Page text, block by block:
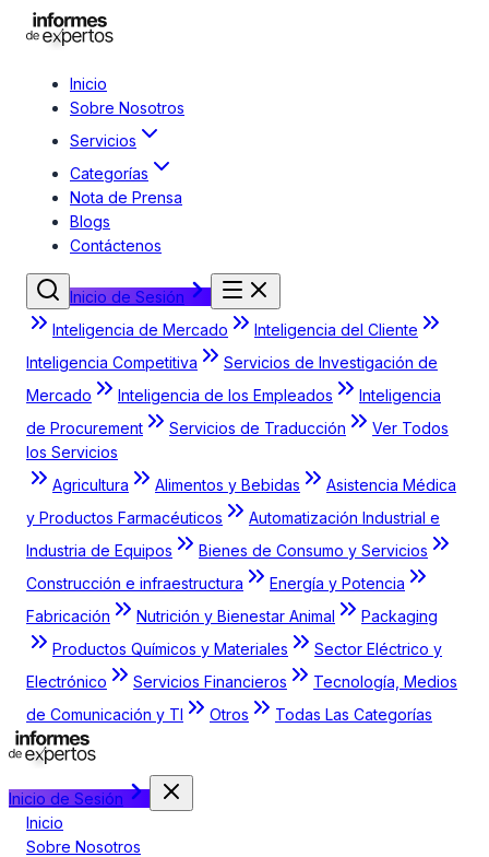
Inicio
Sobre Nosotros
Servicios
Categorías
Nota de Prensa
Blogs
Contáctenos
Inicio de Sesión
Inteligencia de Mercado
Inteligencia del Cliente
Inteligencia Competitiva
Servicios de Investigación de
Mercado
Inteligencia de los Empleados
Inteligencia
de Procurement
Servicios de Traducción
Ver Todos
los Servicios
Agricultura
Alimentos y Bebidas
Asistencia Médica
y Productos Farmacéuticos
Automatización Industrial e
Industria de Equipos
Bienes de Consumo y Servicios
Construcción e infraestructura
Energía y Potencia
Fabricación
Nutrición y Bienestar Animal
Packaging
Productos Químicos y Materiales
Sector Eléctrico y
Electrónico
Servicios Financieros
Tecnología, Medios
de Comunicación y TI
Otros Todas Las Categorías
Inicio de Sesión
Inicio
Sobre Nosotros